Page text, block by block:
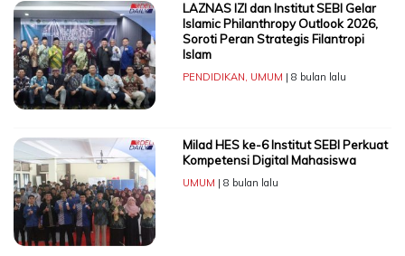
LAZNAS IZI dan Institut SEBI Gelar
Islamic Philanthropy Outlook 2026,
Soroti Peran Strategis Filantropi
Islam
PENDIDIKAN, UMUM | 8 bulan lalu
Milad HES ke-6 Institut SEBI Perkuat
Kompetensi Digital Mahasiswa
UMUM | 8 bulan lalu